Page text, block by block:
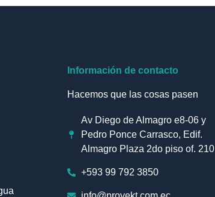
Información de contacto
Hacemos que las cosas pasen
Av Diego de Almagro e8-06 y
Pedro Ponce Carrasco, Edif.
Almagro Plaza 2do piso of. 210
+593 99 792 3850